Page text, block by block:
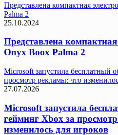
Представлена компактная
Palma 2
25.10.2024
Представлена
Onyx Boox Palma 2
Microsoft запустила бесплатный
просмотр рекламы: что
27.07.2026
Microsoft запустила
гейминг Xbox за
изменилось для игроков